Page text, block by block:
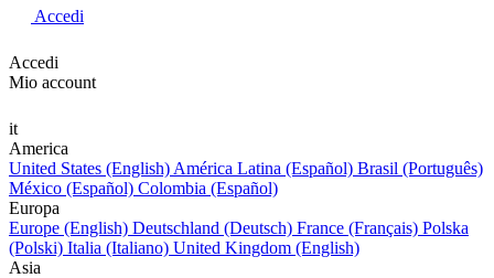
Accedi
Accedi
Mio account
it
America
United States (English) América Latina (Español) Brasil (Português)
México (Español) Colombia (Español)
Europa
Europe (English) Deutschland (Deutsch) France (Français) Polska
(Polski) Italia (Italiano) United Kingdom (English)
Asia